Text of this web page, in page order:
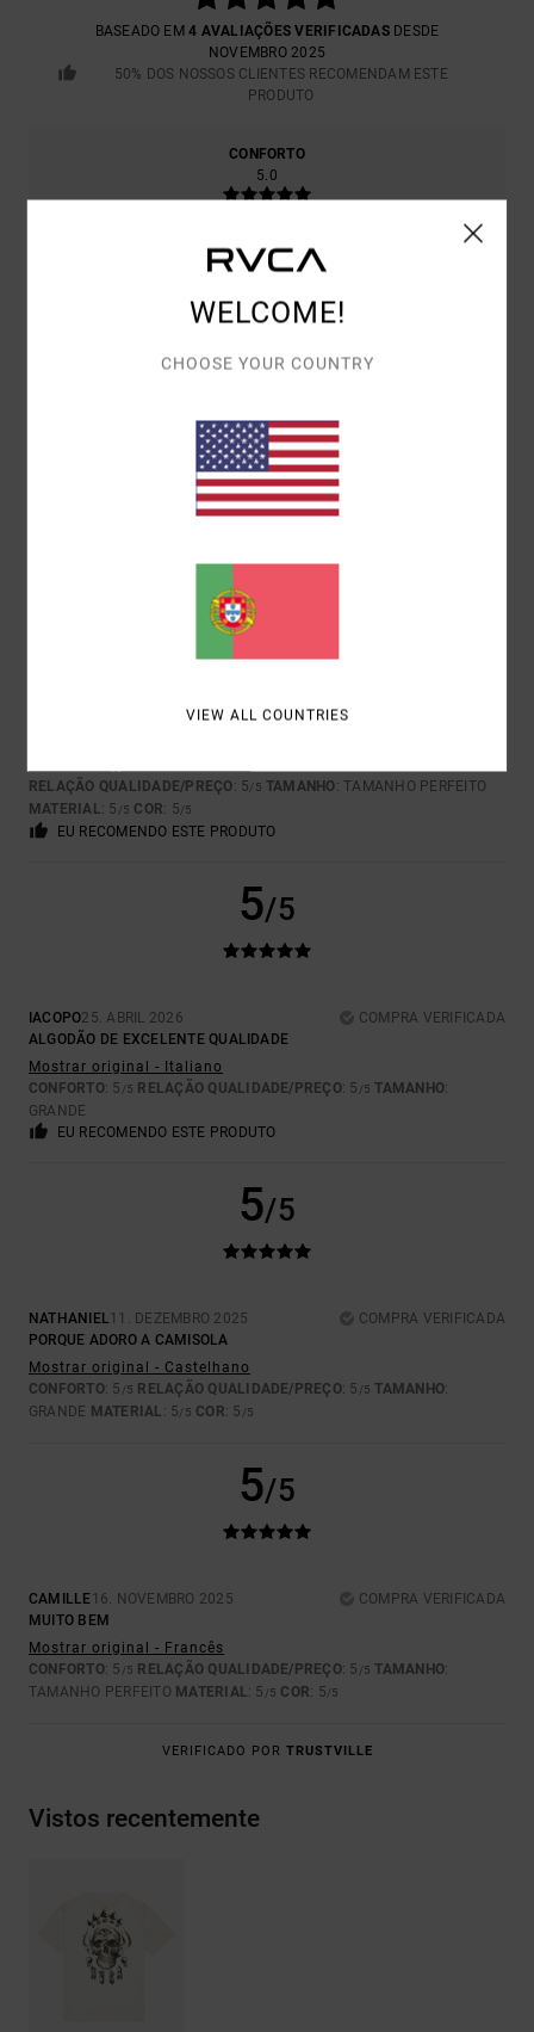
BASEADO EM4 AVALIAÇÕES VERIFICADASDESDE
NOVEMBRO 2025
50% DOS NOSSOS CLIENTES RECOMENDAM ESTE
PRODUTO
CONFORTO
5.0
RELAÇÃO QUALIDADE/PREÇO
5.0
COR
5.0
5
RELAÇÃO QUALIDADE/PREÇO: 5/5 TAMANHO: TAMANHO PERFEITO
MATERIAL: 5 /5 COR: 5/5
EU RECOMENDO ESTE PRODUTO
5/5
IACOPO25. ABRIL 2026
COMPRA VERIFICADA
ALGODÃO DE EXCELENTE QUALIDADE
Mostrar original - Italiano
CONFORTO: 5 /5 RELAÇÃO QUALIDADE/PREÇO: 5 /5 TAMANHO:
GRANDE
EU RECOMENDO ESTE PRODUTO
5/5
NATHANIEL11. DEZEMBRO 2025
COMPRA VERIFICADA
PORQUE ADORO A CAMISOLA
Mostrar original - Castelhano
CONFORTO: 5 /5 RELAÇÃO QUALIDADE/PREÇO: 5 /5 TAMANHO:
GRANDE MATERIAL : 5/5 COR: 5 /5
5/5
CAMILLE16. NOVEMBRO 2025
COMPRA VERIFICADA
MUITO BEM
Mostrar original - Francês
CONFORTO: 5 /5 RELAÇÃO QUALIDADE/PREÇO: 5 /5 TAMANHO:
TAMANHO PERFEITO MATERIAL: 5 /5 COR: 5/5
VERIFICADO POR TRUSTVILLE
Vistos recentemente
WELCOME!
CHOOSE YOUR COUNTRY
VIEW ALL COUNTRIES